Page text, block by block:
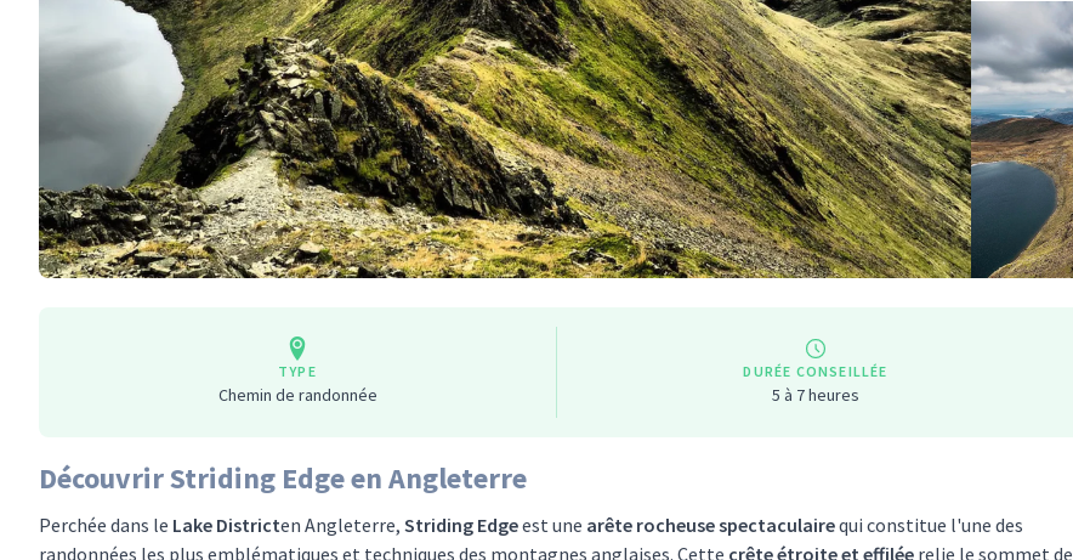
TYPE
Chemin de randonnée
DURÉE CONSEILLÉE
5 à 7 heures
Découvrir Striding Edge en Angleterre
Perchée dans le Lake Districten Angleterre, Striding Edgeest une arête rocheuse spectaculairequi constitue l'une des
randonnées les plus emblématiques et techniques des montagnes anglaises. Cette crête étroite et effilée relie le sommet de